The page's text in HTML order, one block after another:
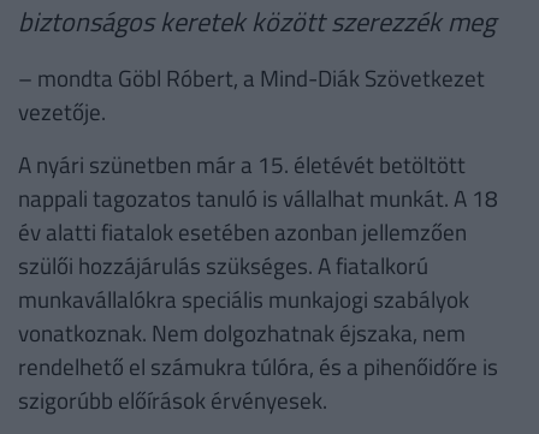
biztonságos keretek között szerezzék meg
– mondta Göbl Róbert, a Mind-Diák Szövetkezet
vezetője.
A nyári szünetben már a 15. életévét betöltött
nappali tagozatos tanuló is vállalhat munkát. A 18
év alatti fiatalok esetében azonban jellemzően
szülői hozzájárulás szükséges. A fiatalkorú
munkavállalókra speciális munkajogi szabályok
vonatkoznak. Nem dolgozhatnak éjszaka, nem
rendelhető el számukra túlóra, és a pihenőidőre is
szigorúbb előírások érvényesek.